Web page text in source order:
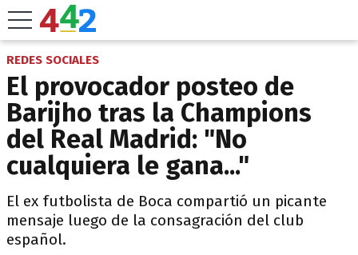
REDES SOCIALES
El provocador posteo de
Barijho tras la Champions
del Real Madrid: "No
cualquiera le gana..."
El ex futbolista de Boca compartió un picante
mensaje luego de la consagración del club
español.